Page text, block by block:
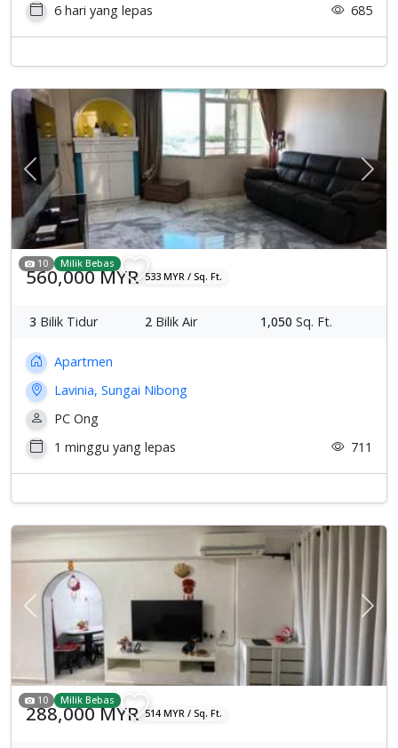
6 hari yang lepas
685
Previous
10 Milik Bebas
560,000 MYR 533 MYR / Sq. Ft.
3 Bilik Tidur 2 Bilik Air 1,050 Sq. Ft.
Apartmen
Lavinia, Sungai Nibong
PC Ong
1 minggu yang lepas
711
Previous
10 Milik Bebas
288,000 MYR 514 MYR / Sq. Ft.